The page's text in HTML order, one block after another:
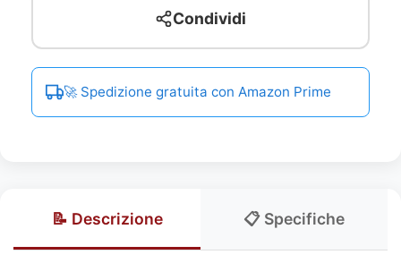
Condividi
🚀 Spedizione gratuita con Amazon Prime
📝 Descrizione 📋 Specifiche